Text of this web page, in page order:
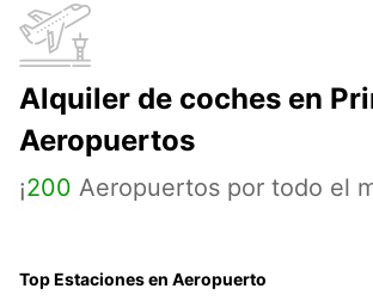
Alquiler de coches en
Aeropuertos
¡200 Aeropuertos por todo el
Top Estaciones en Aeropuerto